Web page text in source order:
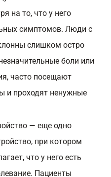
на то, что у него
симптомов. Люди с
слишком остро
боли или
часто посещают
и проходят ненужные
— еще одно
при котором
что у него есть
Пациенты